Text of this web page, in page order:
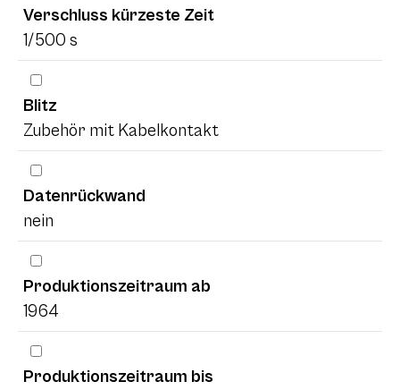
Verschluss kürzeste Zeit
1/500 s
Blitz
Zubehör mit Kabelkontakt
Datenrückwand
nein
Produktionszeitraum ab
1964
Produktionszeitraum bis